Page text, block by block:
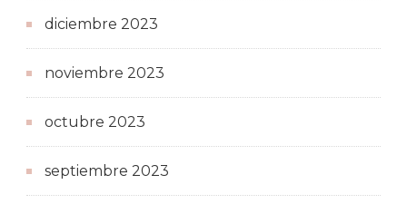
diciembre 2023
noviembre 2023
octubre 2023
septiembre 2023